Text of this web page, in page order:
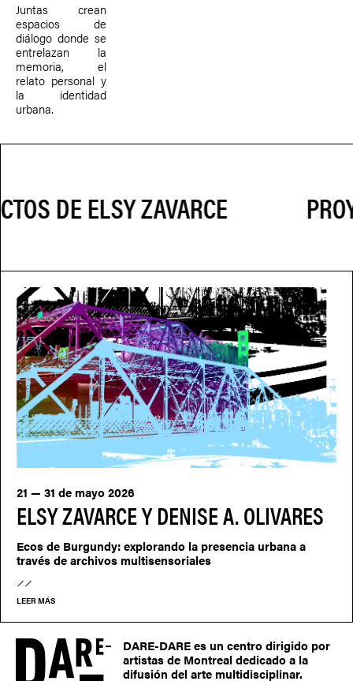
Juntas crean
espacios de
diálogo donde se
entrelazan la
memoria, el
relato personal y
la identidad
urbana.
ELSY ZAVARCE Y DENISE A. OLIVARES
21 — 31 de mayo 2026
Ecos de Burgundy: explorando la presencia urbana a
través de archivos multisensoriales
LEER MÁS
DARE-DARE es un centro dirigido por
artistas de Montreal dedicado a la
difusión del arte multidisciplinar.